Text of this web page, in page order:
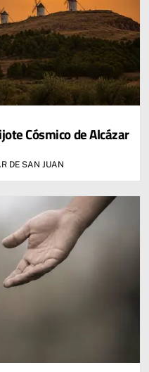
Cósmico de Alcázar
DE SAN JUAN